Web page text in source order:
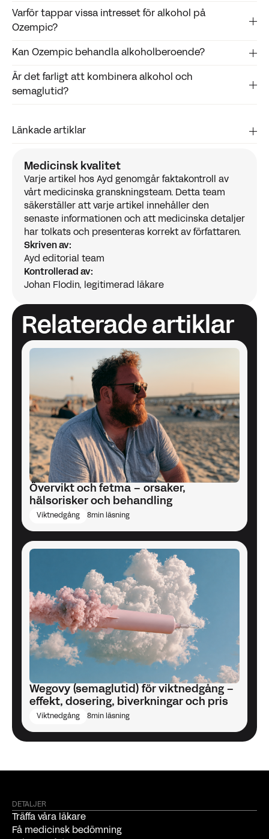
Ja. Alkohol kan bromsa fettförbränning och påverka
hormonell balans, även om aptiten är lägre.
Varför tappar vissa intresset för alkohol på
Ozempic?
GLP-1 påverkar hjärnans belöningssystem och kan
minska dopaminrespons kopplad till alkohol.
Kan Ozempic behandla alkoholberoende?
Nej. Forskning pågår, men läkemedlet är inte godkänt för
detta ändamål.
Är det farligt att kombinera alkohol och
semaglutid?
Länkade artiklar
agonists and alcohol intake
Trials. Tillgänglig via:
https://www.sciencedirect.com/science/article/abs/pii/
National Institute on Alcohol Abuse and
Alcoholism (NIAAA). (2024).Semaglutide shows
promise as a potential alcohol use disorder
medication
https://www.niaaa.nih.gov/news-
events/spectrum/volume-16-issue-1-winter-
2024/semaglutide-shows-promise-potential-
Socialstyrelsen. (2023).
Nationella riktlinjer för vård
vid obesitas.
Medicinsk kvalitet
Varje artikel hos Ayd genomgår faktakontroll av
vårt medicinska granskningsteam. Detta team
säkerställer att varje artikel innehåller den
senaste informationen och att medicinska detaljer
har tolkats och presenteras korrekt av författaren.
Skriven av:
Ayd editorial team
Kontrollerad av:
Johan Flodin, legitimerad läkare
Relaterade artiklar
Övervikt och fetma – orsaker,
hälsorisker och behandling
Viktnedgång 8 min läsning
Wegovy (semaglutid) för viktnedgång –
effekt, dosering, biverkningar och pris
Viktnedgång 8 min läsning
DETALJER
Träffa våra läkare
Få medicinsk bedömning